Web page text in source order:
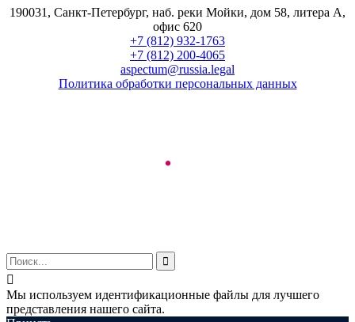
190031, Санкт-Петербург, наб. реки Мойки, дом 58, литера А,
офис 620
+7 (812) 932-1763
+7 (812) 200-4065
aspectum@russia.legal
Политика обработки персональных данных


Мы используем идентификационные файлы для лучшего
представления нашего сайта.